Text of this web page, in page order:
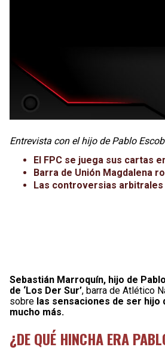
Entrevista con el hijo de Pablo
El FPC se juega sus cartas
Barra de Unión Magdalena
Las controversias arbitrales
Sebastián Marroquín, hijo de
de ‘Los Der Sur’, barra de Atlético
sobre las sensaciones de ser
mucho más.
¿DE QUÉ HINCHA ERA